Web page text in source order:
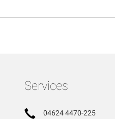
Services
04624 4470-225